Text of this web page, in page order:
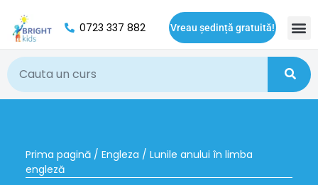
0723 337 882 Vreau ședință gratuită!
Prima pagină / Engleza / Lunile anului în limba
engleză